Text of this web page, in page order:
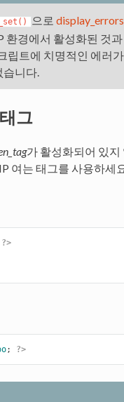
으로 display_errors
환경에서 활성화된 것
립트에 치명적인 에러
습니다.
그
가 활성화되어 있지
여는 태그를 사용하세
?>
; ?>